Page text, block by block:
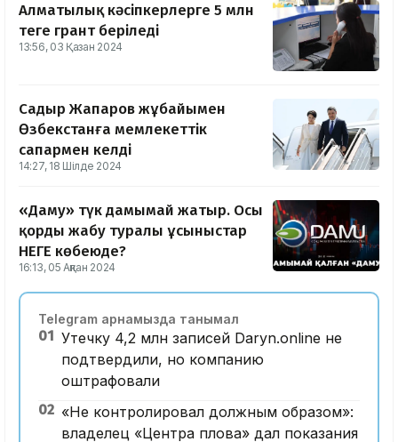
Алматылық кәсіпкерлерге 5 млн
теңге грант беріледі
13:56, 03 Қазан 2024
Садыр Жапаров жұбайымен
Өзбекстанға мемлекеттік
сапармен келді
14:27, 18 Шілде 2024
«Даму» түк дамымай жатыр. Осы
қорды жабу туралы ұсыныстар
НЕГЕ көбеюде?
16:13, 05 Ақпан 2024
Telegram арнамызда танымал
01 Утечку 4,2 млн записей Daryn.online не
подтвердили, но компанию
оштрафовали
02 «Не контролировал должным образом»:
владелец «Центра плова» дал показания